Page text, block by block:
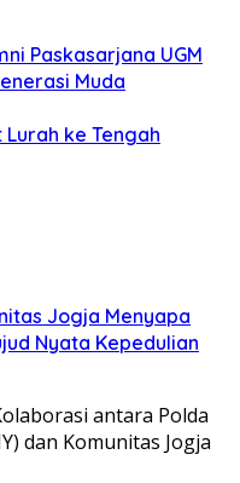
Paskasarjana UGM
Muda
ke Tengah
Jogja Menyapa
Nyata Kepedulian
antara Polda
dan Komunitas Jogja